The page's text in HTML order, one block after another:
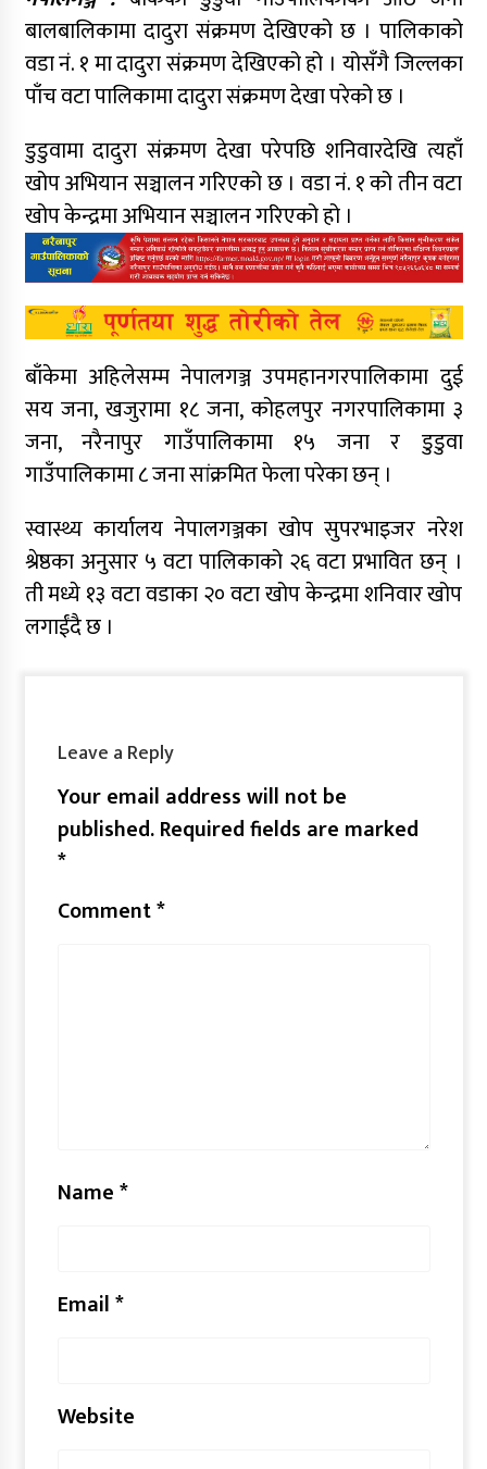
बालबालिकामा दादुरा संक्रमण देखिएको छ । पालिकाको
वडा नं. १ मा दादुरा संक्रमण देखिएको हो । योसँगै जिल्लका
पाँच वटा पालिकामा दादुरा संक्रमण देखा परेको छ ।
डुडुवामा दादुरा संक्रमण देखा परेपछि शनिवारदेखि त्यहाँ
खोप अभियान सञ्चालन गरिएको छ । वडा नं. १ को तीन वटा
खोप केन्द्रमा अभियान सञ्चालन गरिएको हो ।
बाँकेमा अहिलेसम्म नेपालगञ्ज उपमहानगरपालिकामा दुई
सय जना, खजुरामा १८ जना, कोहलपुर नगरपालिकामा ३
जना, नरैनापुर गाउँपालिकामा १५ जना र डुडुवा
गाउँपालिकामा ८ जना सांक्रमित फेला परेका छन् ।
स्वास्थ्य कार्यालय नेपालगञ्जका खोप सुपरभाइजर नरेश
श्रेष्ठका अनुसार ५ वटा पालिकाको २६ वटा प्रभावित छन् ।
ती मध्ये १३ वटा वडाका २० वटा खोप केन्द्रमा शनिवार खोप
लगाईंदै छ ।
Leave a Reply
Your email address will not be
published.Required fields are marked
*
Comment*
Name*
Email*
Website